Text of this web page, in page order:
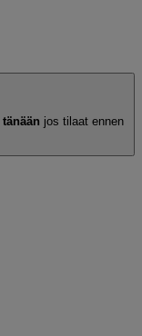
tänään jos tilaat ennen